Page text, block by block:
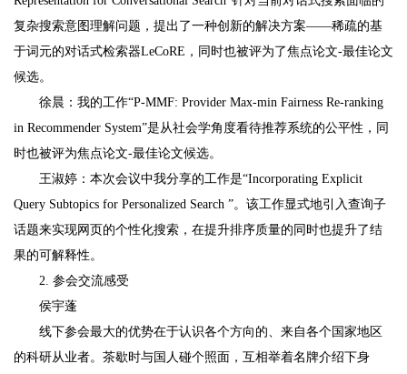
复杂搜索意图理解问题，提出了一种创新的解决方案——稀疏的基
于词元的对话式检索器LeCoRE，同时也被评为了焦点论文-最佳论文
候选。
徐晨：我的工作“P-MMF: Provider Max-min Fairness Re-ranking
in Recommender System”是从社会学角度看待推荐系统的公平性，同
时也被评为焦点论文-最佳论文候选。
王淑婷：本次会议中我分享的工作是“Incorporating Explicit
Query Subtopics for Personalized Search ”。该工作显式地引入查询子
话题来实现网页的个性化搜索，在提升排序质量的同时也提升了结
果的可解释性。
2. 参会交流感受
侯宇蓬
线下参会最大的优势在于认识各个方向的、来自各个国家地区
的科研从业者。茶歇时与国人碰个照面，互相举着名牌介绍下身